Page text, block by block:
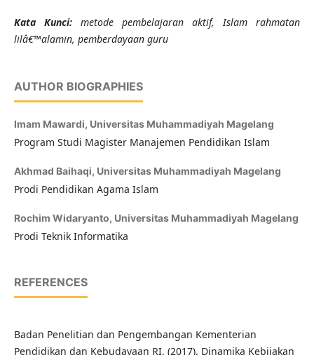
Kata Kunci:metode pembelajaran aktif, Islam rahmatan
lilâ€™alamin, pemberdayaan guru
AUTHOR BIOGRAPHIES
Imam Mawardi, Universitas Muhammadiyah Magelang
Program Studi Magister Manajemen Pendidikan Islam
Akhmad Baihaqi, Universitas Muhammadiyah Magelang
Prodi Pendidikan Agama Islam
Rochim Widaryanto, Universitas Muhammadiyah Magelang
Prodi Teknik Informatika
REFERENCES
Badan Penelitian dan Pengembangan Kementerian
Pendidikan dan Kebudayaan RI. (2017). Dinamika Kebijakan